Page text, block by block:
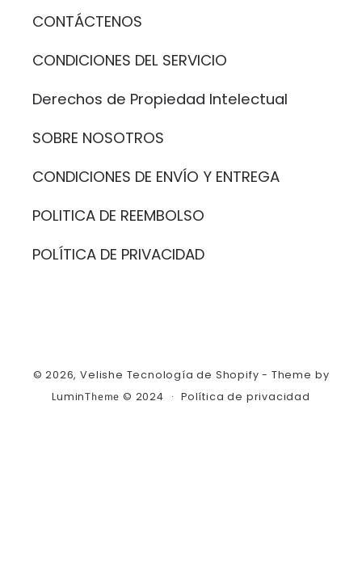
CONTÁCTENOS
CONDICIONES DEL SERVICIO
Derechos de Propiedad Intelectual
SOBRE NOSOTROS
CONDICIONES DE ENVÍO Y ENTREGA
POLITICA DE REEMBOLSO
POLÍTICA DE PRIVACIDAD
de
pago
© 2026,Velishe Tecnología de Shopify - Theme by
LuminTheme © 2024 Política de privacidad